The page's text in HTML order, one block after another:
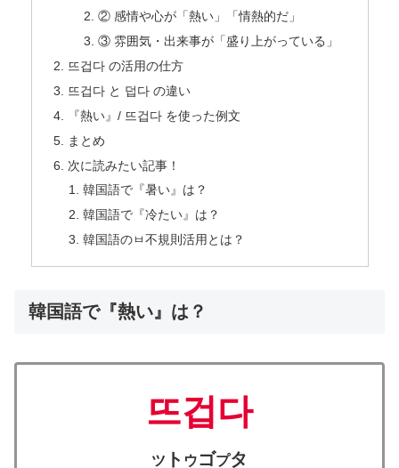
② 感情や心が「熱い」「情熱的だ」
③ 雰囲気・出来事が「盛り上がっている」
뜨겁다 の活用の仕方
뜨겁다 と 덥다 の違い
『熱い』/ 뜨겁다 を使った例文
まとめ
次に読みたい記事！
韓国語で『暑い』は？
韓国語で『冷たい』は？
韓国語のㅂ不規則活用とは？
韓国語で『熱い』は？
뜨겁다
ツ ト ウゴプタ